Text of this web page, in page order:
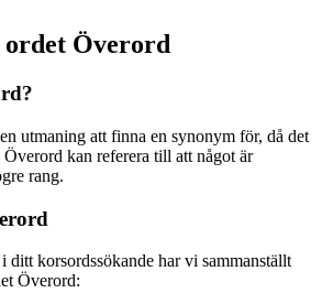
Överord
utmaning att finna en synonym för, då det
kan referera till att något är
rang.
ditt korsordssökande har vi sammanställt
Överord: